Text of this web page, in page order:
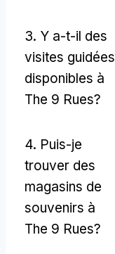
3. Y a-t-il des
visites guidées
disponibles à
The 9 Rues?
4. Puis-je
trouver des
magasins de
souvenirs à
The 9 Rues?